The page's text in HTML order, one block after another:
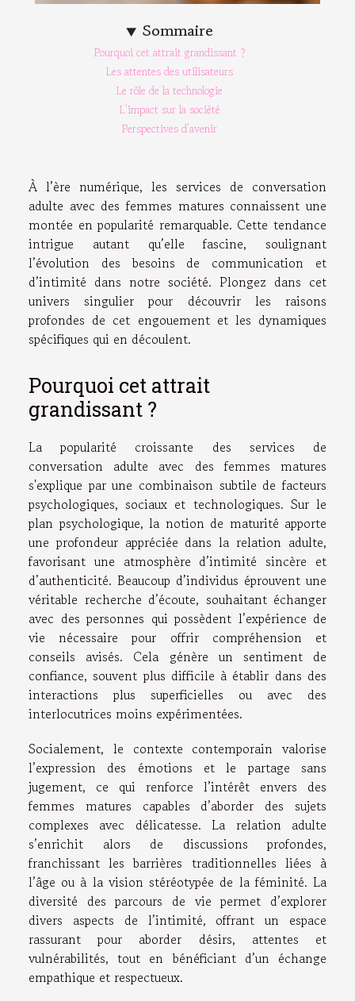
Sommaire
Pourquoi cet attrait grandissant ?
Les attentes des utilisateurs
Le rôle de la technologie
L’impact sur la société
Perspectives d’avenir
À l’ère numérique, les services de conversation
adulte avec des femmes matures connaissent une
montée en popularité remarquable. Cette tendance
intrigue autant qu’elle fascine, soulignant
l’évolution des besoins de communication et
d’intimité dans notre société. Plongez dans cet
univers singulier pour découvrir les raisons
profondes de cet engouement et les dynamiques
spécifiques qui en découlent.
Pourquoi cet attrait
grandissant ?
La popularité croissante des services de
conversation adulte avec des femmes matures
s'explique par une combinaison subtile de facteurs
psychologiques, sociaux et technologiques. Sur le
plan psychologique, la notion de maturité apporte
une profondeur appréciée dans la relation adulte,
favorisant une atmosphère d’intimité sincère et
d’authenticité. Beaucoup d’individus éprouvent une
véritable recherche d’écoute, souhaitant échanger
avec des personnes qui possèdent l’expérience de
vie nécessaire pour offrir compréhension et
conseils avisés. Cela génère un sentiment de
confiance, souvent plus difficile à établir dans des
interactions plus superficielles ou avec des
interlocutrices moins expérimentées.
Socialement, le contexte contemporain valorise
l’expression des émotions et le partage sans
jugement, ce qui renforce l’intérêt envers des
femmes matures capables d’aborder des sujets
complexes avec délicatesse. La relation adulte
s’enrichit alors de discussions profondes,
franchissant les barrières traditionnelles liées à
l’âge ou à la vision stéréotypée de la féminité. La
diversité des parcours de vie permet d’explorer
divers aspects de l’intimité, offrant un espace
rassurant pour aborder désirs, attentes et
vulnérabilités, tout en bénéficiant d’un échange
empathique et respectueux.